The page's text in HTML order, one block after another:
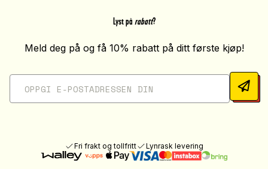
Lyst på rabatt?
Meld deg på og få 10% rabatt på ditt første kjøp!
Fri frakt og tollfritt Lynrask levering